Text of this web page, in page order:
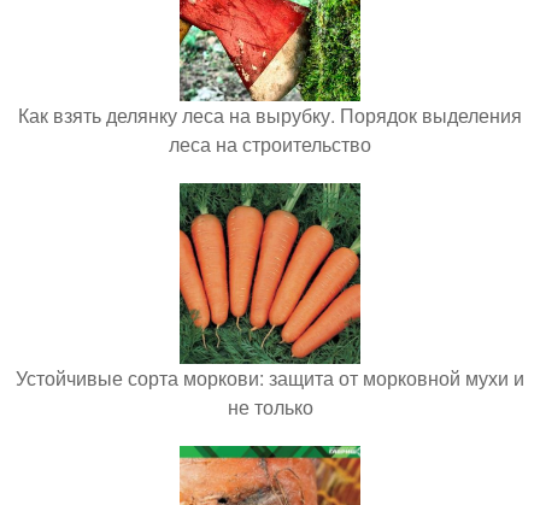
Как взять делянку леса на вырубку. Порядок выделения
леса на строительство
Устойчивые сорта моркови: защита от морковной мухи и
не только